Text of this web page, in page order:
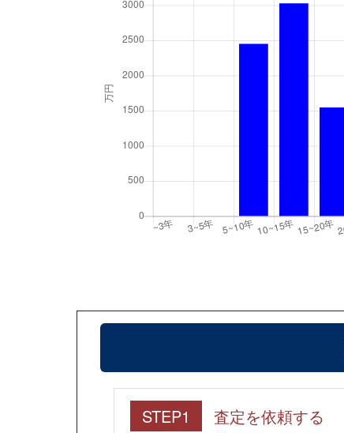
STEP1 査定を依頼する